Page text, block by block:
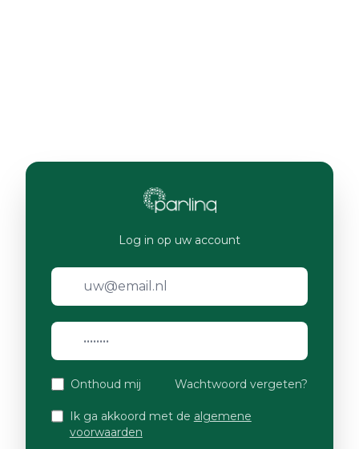
Log in op uw account
Onthoud mij Wachtwoord vergeten?
Ik ga akkoord met de algemene
voorwaarden